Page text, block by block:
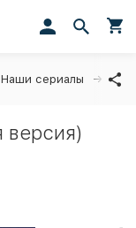
Наши сериалы